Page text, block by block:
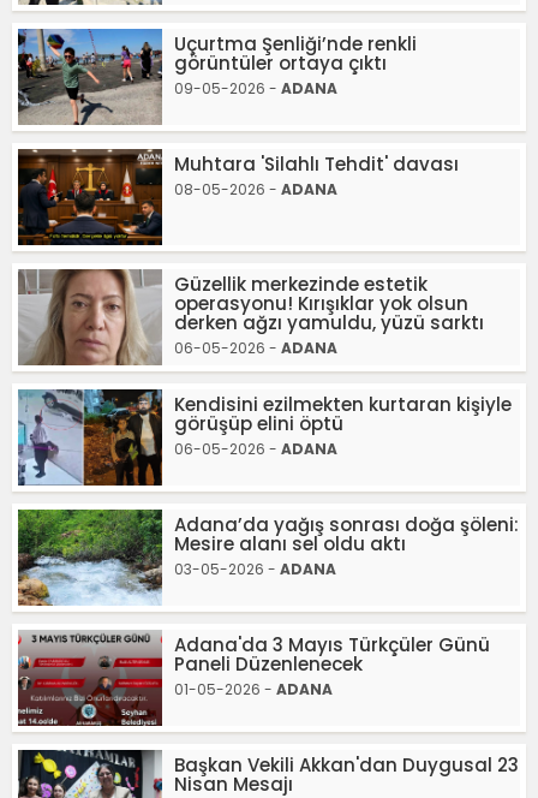
Uçurtma Şenliği’nde renkli
görüntüler ortaya çıktı
09-05-2026 - ADANA
Muhtara 'Silahlı Tehdit' davası
08-05-2026 - ADANA
Güzellik merkezinde estetik
operasyonu! Kırışıklar yok olsun
derken ağzı yamuldu, yüzü sarktı
06-05-2026 - ADANA
Kendisini ezilmekten kurtaran kişiyle
görüşüp elini öptü
06-05-2026 - ADANA
Adana’da yağış sonrası doğa şöleni:
Mesire alanı sel oldu aktı
03-05-2026 - ADANA
Adana'da 3 Mayıs Türkçüler Günü
Paneli Düzenlenecek
01-05-2026 - ADANA
Başkan Vekili Akkan'dan Duygusal 23
Nisan Mesajı